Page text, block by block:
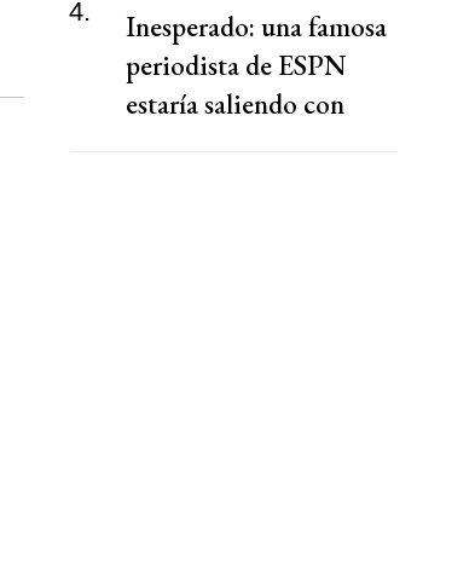
4.
Inesperado: una famosa
periodista de ESPN
estaría saliendo con